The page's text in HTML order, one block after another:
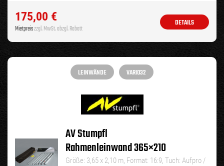
175,00 €
Mietpreiszzgl. MwSt. abzgl. Rabatt
DETAILS
LEINWÄNDE VARIO32
AV Stumpfl
Rahmenleinwand 365×210
Größe: 3,65 x 2,10 m, Format: 16:9, Tuch: Aufpro /